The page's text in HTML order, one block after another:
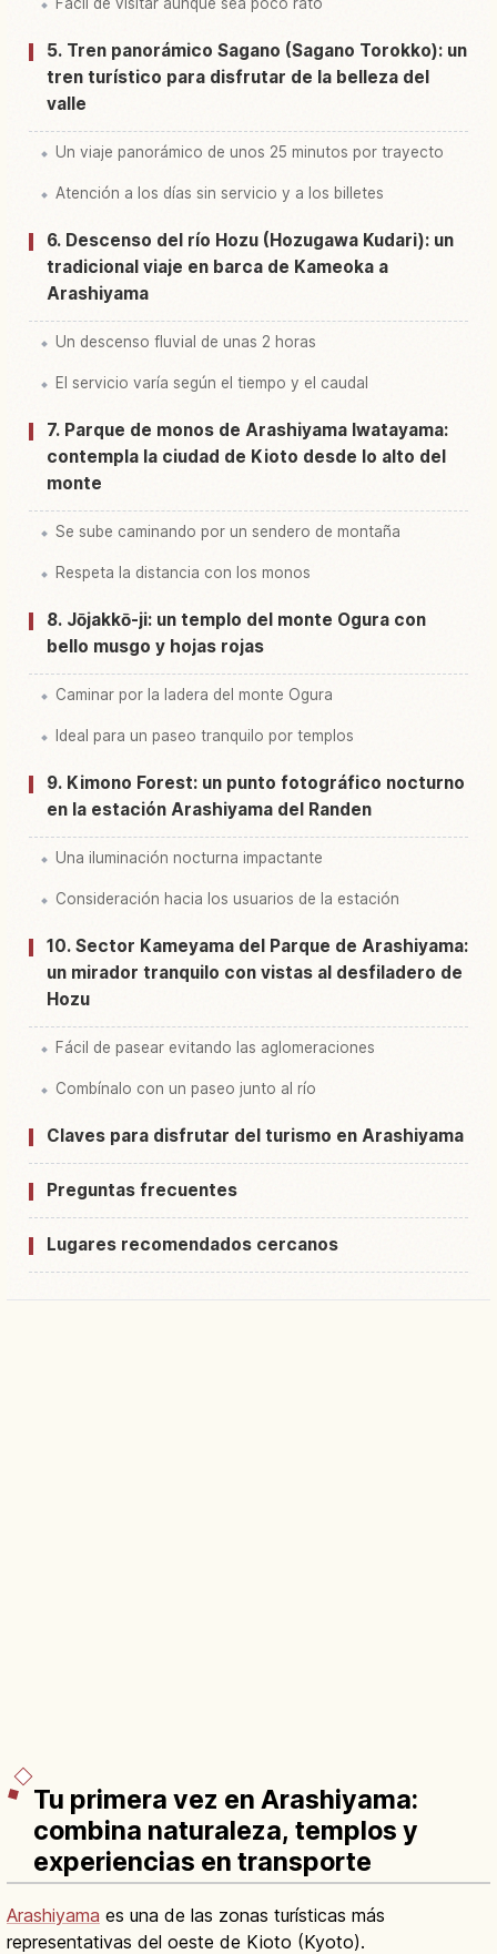
5. Tren panorámico Sagano (Sagano Torokko): un
tren turístico para disfrutar de la belleza del
valle
Un viaje panorámico de unos 25 minutos por trayecto
Atención a los días sin servicio y a los billetes
6. Descenso del río Hozu (Hozugawa Kudari): un
tradicional viaje en barca de Kameoka a
Arashiyama
Un descenso fluvial de unas 2 horas
El servicio varía según el tiempo y el caudal
7. Parque de monos de Arashiyama Iwatayama:
contempla la ciudad de Kioto desde lo alto del
monte
Se sube caminando por un sendero de montaña
Respeta la distancia con los monos
8. Jōjakkō-ji: un templo del monte Ogura con
bello musgo y hojas rojas
Caminar por la ladera del monte Ogura
Ideal para un paseo tranquilo por templos
9. Kimono Forest: un punto fotográfico nocturno
en la estación Arashiyama del Randen
Una iluminación nocturna impactante
Consideración hacia los usuarios de la estación
10. Sector Kameyama del Parque de Arashiyama:
un mirador tranquilo con vistas al desfiladero de
Hozu
Fácil de pasear evitando las aglomeraciones
Combínalo con un paseo junto al río
Claves para disfrutar del turismo en Arashiyama
Preguntas frecuentes
Lugares recomendados cercanos
Tu primera vez en Arashiyama:
combina naturaleza, templos y
experiencias en transporte
Arashiyama es una de las zonas turísticas más
representativas del oeste de Kioto (Kyoto).